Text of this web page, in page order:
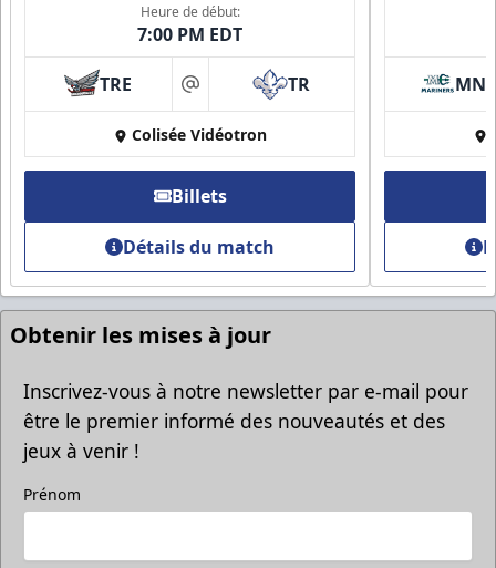
Heure de début:
7:00 PM EDT
TRE at TR
Colisée Vidéotron
Billets
Détails du match
MNE
Obtenir les mises à jour
Inscrivez-vous à notre newsletter par e-mail pour
être le premier informé des nouveautés et des
jeux à venir !
Prénom